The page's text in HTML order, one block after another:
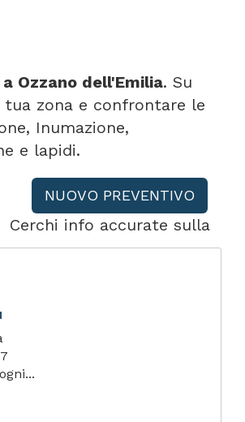
Ozzano dell'Emilia. Su
zona e confrontare le
Inumazione,
e lapidi.
NUOVO PREVENTIVO
Cerchi info accurate sulla